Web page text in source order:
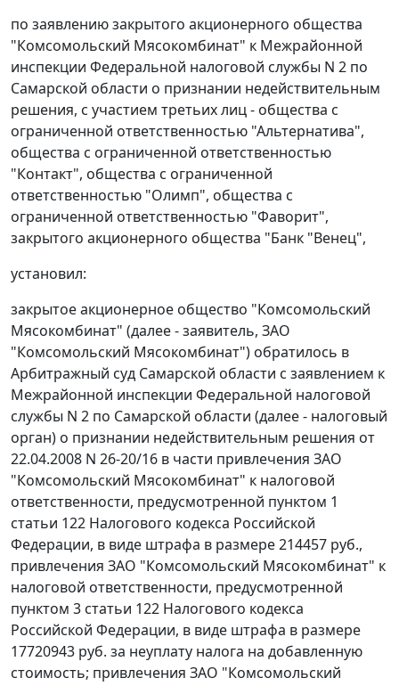
по заявлению закрытого акционерного общества
"Комсомольский Мясокомбинат" к Межрайонной
инспекции Федеральной налоговой службы N 2 по
Самарской области о признании недействительным
решения, с участием третьих лиц - общества с
ограниченной ответственностью "Альтернатива",
общества с ограниченной ответственностью
"Контакт", общества с ограниченной
ответственностью "Олимп", общества с
ограниченной ответственностью "Фаворит",
закрытого акционерного общества "Банк "Венец",
установил:
закрытое акционерное общество "Комсомольский
Мясокомбинат" (далее - заявитель, ЗАО
"Комсомольский Мясокомбинат") обратилось в
Арбитражный суд Самарской области с заявлением к
Межрайонной инспекции Федеральной налоговой
службы N 2 по Самарской области (далее - налоговый
орган) о признании недействительным решения от
22.04.2008 N 26-20/16 в части привлечения ЗАО
"Комсомольский Мясокомбинат" к налоговой
ответственности, предусмотренной пунктом 1
статьи 122 Налогового кодекса Российской
Федерации, в виде штрафа в размере 214457 руб.,
привлечения ЗАО "Комсомольский Мясокомбинат" к
налоговой ответственности, предусмотренной
пунктом 3 статьи 122 Налогового кодекса
Российской Федерации, в виде штрафа в размере
17720943 руб. за неуплату налога на добавленную
стоимость; привлечения ЗАО "Комсомольский